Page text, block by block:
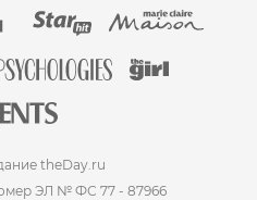
theDay.ru
ЭЛ № ФС 77 - 87966